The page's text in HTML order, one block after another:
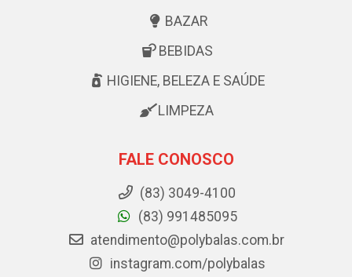
BAZAR
BEBIDAS
HIGIENE, BELEZA E SAÚDE
LIMPEZA
FALE CONOSCO
(83) 3049-4100
(83) 991485095
atendimento@polybalas.com.br
instagram.com/polybalas